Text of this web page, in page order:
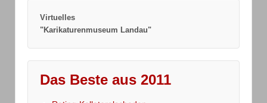
Virtuelles
"Karikaturenmuseum Landau"
Das Beste aus 2011